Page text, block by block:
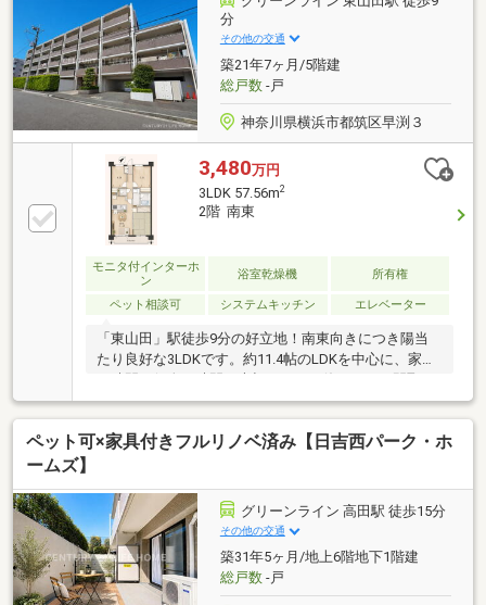
デザイン性を兼ね備えた住空間へ生まれ変わります♪
分
その他の交通
築21年7ヶ月/5階建
総戸数-戸
神奈川県横浜市都筑区早渕３
3,480万円
3LDK 57.56m2
2階 南東
モニタ付インターホ
ン
浴室乾燥機 所有権
ペット相談可 システムキッチン エレベーター
「東山田」駅徒歩9分の好立地！南東向きにつき陽当
たり良好な3LDKです。約11.4帖のLDKを中心に、家族
り。ペット飼育可能で、大切な愛犬・愛猫との暮らし
も実現できます。公園や学校が身近に揃い、子育て世
帯にも嬉しい住環境。ゆとりある住空間で、家族みん
ペット可×家具付きフルリノベ済み【日吉西パーク・ホ
ームズ】
グリーンライン 高田駅 徒歩15分
その他の交通
築31年5ヶ月/地上6階地下1階建
総戸数-戸